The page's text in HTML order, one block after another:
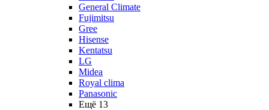
General Climate
Fujimitsu
Gree
Hisense
Kentatsu
LG
Midea
Royal clima
Panasonic
Ещё 13